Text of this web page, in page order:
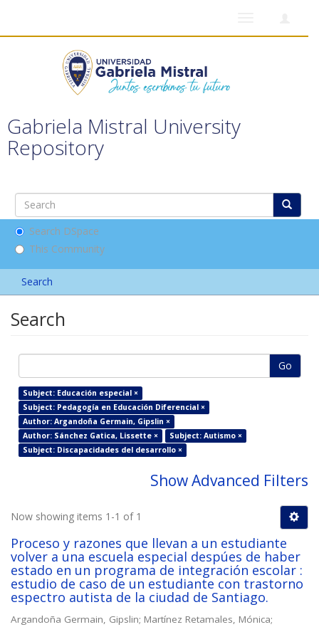
Gabriela Mistral University
Repository
Search DSpace
This Community
Search
Search
Go
Subject: Educación especial ×
Subject: Pedagogía en Educación Diferencial ×
Author: Argandoña Germain, Gipslin ×
Author: Sánchez Gatica, Lissette ×
Subject: Autismo ×
Subject: Discapacidades del desarrollo ×
Show Advanced Filters
Now showing items 1-1 of 1
Proceso y razones que llevan a un estudiante
volver a una escuela especial despúes de haber
estado en un programa de integración escolar :
estudio de caso de un estudiante con trastorno
espectro autista de la ciudad de Santiago.
Argandoña Germain, Gipslin; Martínez Retamales, Mónica;